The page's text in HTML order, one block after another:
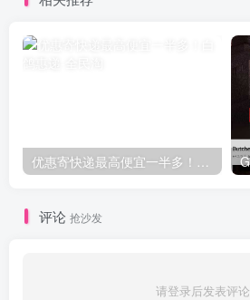
评论 抢沙发
请登录后发表评论